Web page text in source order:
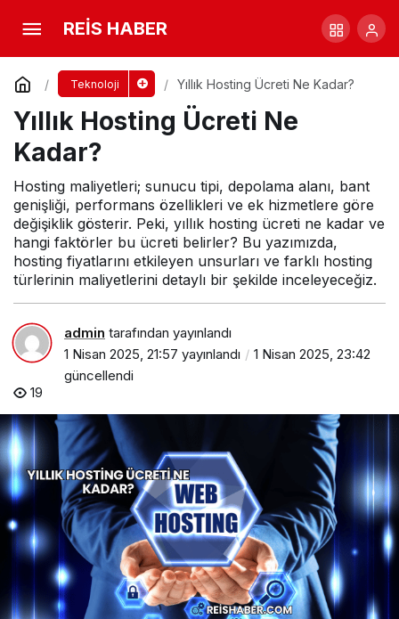
REİS HABER
Teknoloji Yıllık Hosting Ücreti Ne Kadar?
Yıllık Hosting Ücreti Ne
Kadar?
Hosting maliyetleri; sunucu tipi, depolama alanı, bant
genişliği, performans özellikleri ve ek hizmetlere göre
değişiklik gösterir. Peki, yıllık hosting ücreti ne kadar ve
hangi faktörler bu ücreti belirler? Bu yazımızda,
hosting fiyatlarını etkileyen unsurları ve farklı hosting
türlerinin maliyetlerini detaylı bir şekilde inceleyeceğiz.
admin tarafından yayınlandı
1 Nisan 2025, 21:57 yayınlandı
1 Nisan 2025, 23:42
güncellendi
19
Yıllık Hosting Ücreti Ne Kadar?
Yorum Yap